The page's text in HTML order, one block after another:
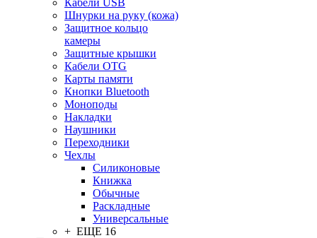
Кабели USB
Шнурки на руку (кожа)
Защитное кольцо
камеры
Защитные крышки
Кабели OTG
Карты памяти
Кнопки Bluetooth
Моноподы
Накладки
Наушники
Переходники
Чехлы
Силиконовые
Книжка
Обычные
Раскладные
Универсальные
+ ЕЩЕ 16